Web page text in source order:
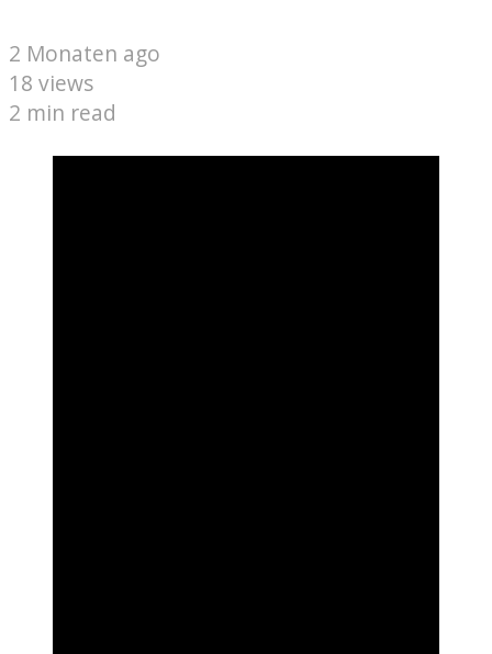
2 Monaten ago
18 views
2 min read